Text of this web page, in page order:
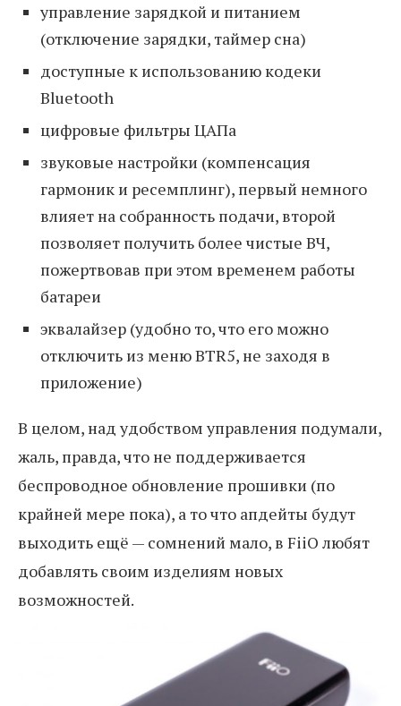
управление зарядкой и питанием
(отключение зарядки, таймер сна)
доступные к использованию кодеки
Bluetooth
цифровые фильтры ЦАПа
звуковые настройки (компенсация
гармоник и ресемплинг), первый немного
влияет на собранность подачи, второй
позволяет получить более чистые ВЧ,
пожертвовав при этом временем работы
батареи
эквалайзер (удобно то, что его можно
отключить из меню BTR5, не заходя в
приложение)
В целом, над удобством управления подумали,
жаль, правда, что не поддерживается
беспроводное обновление прошивки (по
крайней мере пока), а то что апдейты будут
выходить ещё — сомнений мало, в FiiO любят
добавлять своим изделиям новых
возможностей.